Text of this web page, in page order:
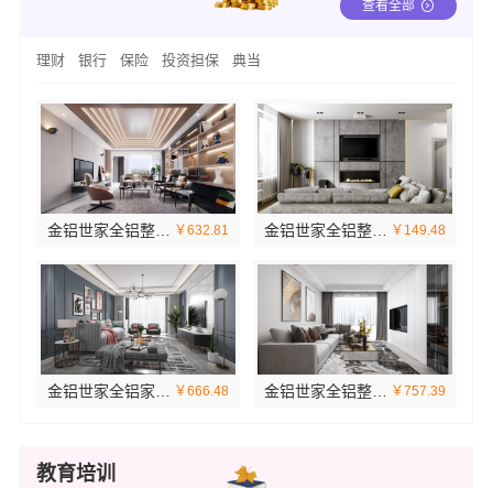
查看全部
理财 银行 保险 投资担保 典当
金铝世家全铝整装：耐用又美观的装修方案 ￥632.81
￥666.48
金铝世家全铝整装：品质与美观的完美融合 ￥149.48
金铝世家全铝整装：轻奢风格任您选 ￥757.39
教育培训